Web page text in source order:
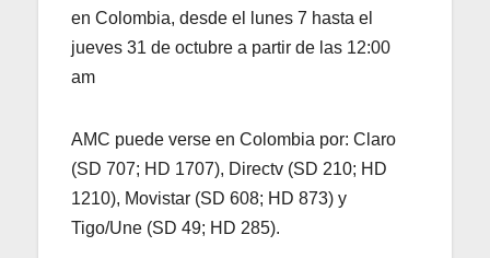
en Colombia, desde el lunes 7 hasta el
jueves 31 de octubre a partir de las 12:00
am
AMC puede verse en Colombia por: Claro
(SD 707; HD 1707), Directv (SD 210; HD
1210), Movistar (SD 608; HD 873) y
Tigo/Une (SD 49; HD 285).